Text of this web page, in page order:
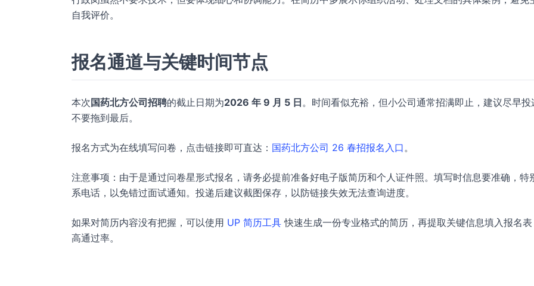
自我评价。
报名通道与关键时间节点
本次 国药北方公司招聘的截止日期为2026 年 9 月 5 日。时间看似充裕，但小公司通常招满即止，建议尽早投
不要拖到最后。
报名方式为在线填写问卷，点击链接即可直达： 国药北方公司 26 春招报名入口。
注意事项：由于是通过问卷星形式报名，请务必提前准备好电子版简历和个人证件照。填写时信息要准确，特
系电话，以免错过面试通知。投递后建议截图保存，以防链接失效无法查询进度。
如果对简历内容没有把握，可以使用 UP 简历工具 快速生成一份专业格式的简历，再提取关键信息填入报名表
高通过率。